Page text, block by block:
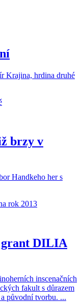
Krajina, hrdina druhé
brzy v
Handkeho her s
DILIA
inscenačních
fakult s důrazem
původní tvorbu. ...